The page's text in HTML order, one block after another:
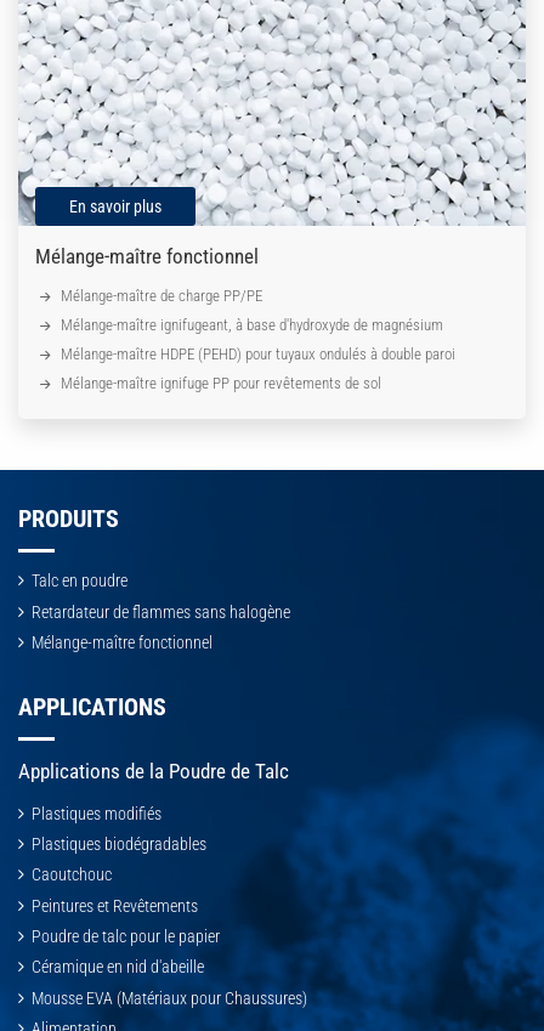
En savoir plus
Mélange-maître fonctionnel
Mélange-maître de charge PP/PE
Mélange-maître ignifugeant, à base d'hydroxyde de magnésium
Mélange-maître HDPE (PEHD) pour tuyaux ondulés à double paroi
Mélange-maître ignifuge PP pour revêtements de sol
PRODUITS
Talc en poudre
Retardateur de flammes sans halogène
Mélange-maître fonctionnel
APPLICATIONS
Applications de la Poudre de Talc
Plastiques modifiés
Plastiques biodégradables
Caoutchouc
Peintures et Revêtements
Poudre de talc pour le papier
Céramique en nid d'abeille
Mousse EVA (Matériaux pour Chaussures)